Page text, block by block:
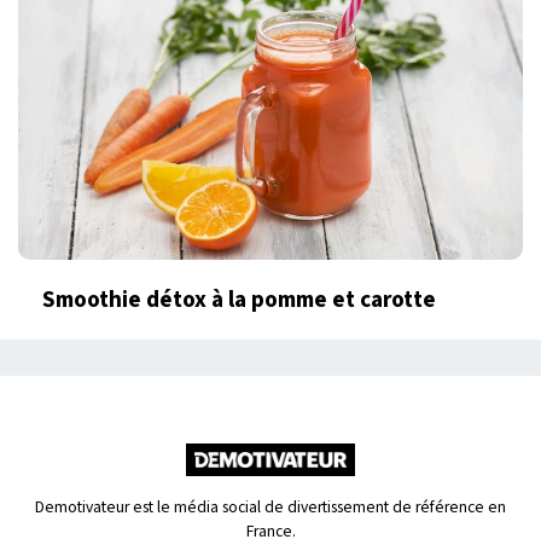
Smoothie détox à la pomme et carotte
Demotivateur est le média social de divertissement de référence en
France.